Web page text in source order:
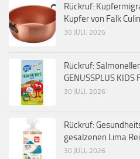
Rückruf:
Kupfer von Falk
30 JULI, 2026
Rückruf:
GENUSSPLUS
30 JULI, 2026
Rückruf:
gesalzenen Lima
30 JULI, 2026